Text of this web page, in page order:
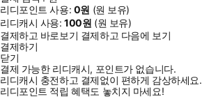
리디포인트 사용: 0원 (원 보유)
리디캐시 사용:100원 (원 보유)
결제하고 바로보기 결제하고 다음에 보기
결제하기
닫기
결제 가능한 리디캐시, 포인트가 없습니다.
리디캐시 충전하고 결제없이 편하게 감상하세요.
리디포인트 적립 혜택도 놓치지 마세요!